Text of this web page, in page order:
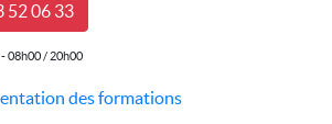
52 06 33
08h00 / 20h00
des formations